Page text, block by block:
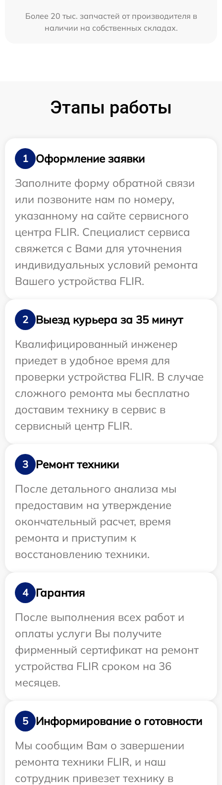
Более 20 тыс. запчастей от производителя в
наличии на собственных складах.
Этапы работы
1
Оформление заявки
Заполните форму обратной связи
или позвоните нам по номеру,
указанному на сайте сервисного
центра FLIR. Специалист сервиса
свяжется с Вами для уточнения
индивидуальных условий ремонта
Вашего устройства FLIR.
2
Выезд курьера за 35 минут
Квалифицированный инженер
приедет в удобное время для
проверки устройства FLIR. В случае
сложного ремонта мы бесплатно
доставим технику в сервис в
сервисный центр FLIR.
3
Ремонт техники
После детального анализа мы
предоставим на утверждение
окончательный расчет, время
ремонта и приступим к
восстановлению техники.
4
Гарантия
После выполнения всех работ и
оплаты услуги Вы получите
фирменный сертификат на ремонт
устройства FLIR сроком на 36
месяцев.
5
Информирование о готовности
Мы сообщим Вам о завершении
ремонта техники FLIR, и наш
сотрудник привезет технику в